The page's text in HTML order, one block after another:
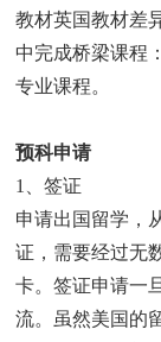
教材英国教材差
中完成桥梁课程
专业课程。
预科申请
1、签证
申请出国留学，
证，需要经过无
卡。签证申请一
流。虽然美国的